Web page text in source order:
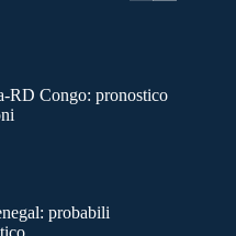
RD Congo: pronostico
probabili